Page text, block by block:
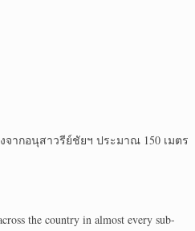
ากอนุสาวรีย์ชัยฯ ประมาณ 150 เมตร
the country in almost every sub-